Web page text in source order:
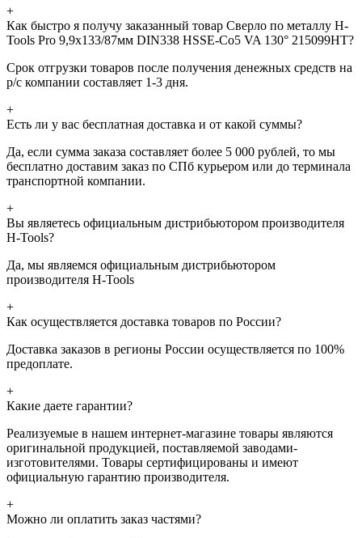
+
Как быстро я получу заказанный товар Сверло по металлу H-
Tools Pro 9,9x133/87мм DIN338 HSSE-Co5 VA 130° 215099HT?
Срок отгрузки товаров после получения денежных средств на
р/с компании составляет 1-3 дня.
+
Есть ли у вас бесплатная доставка и от какой суммы?
Да, если сумма заказа составляет более 5 000 рублей, то мы
бесплатно доставим заказ по СПб курьером или до терминала
транспортной компании.
+
Вы являетесь официальным дистрибьютором производителя
H-Tools?
Да, мы являемся официальным дистрибьютором
производителя H-Tools
+
Как осуществляется доставка товаров по России?
Доставка заказов в регионы России осуществляется по 100%
предоплате.
+
Какие даете гарантии?
Реализуемые в нашем интернет-магазине товары являются
оригинальной продукцией, поставляемой заводами-
изготовителями. Товары сертифицированы и имеют
официальную гарантию производителя.
+
Можно ли оплатить заказ частями?